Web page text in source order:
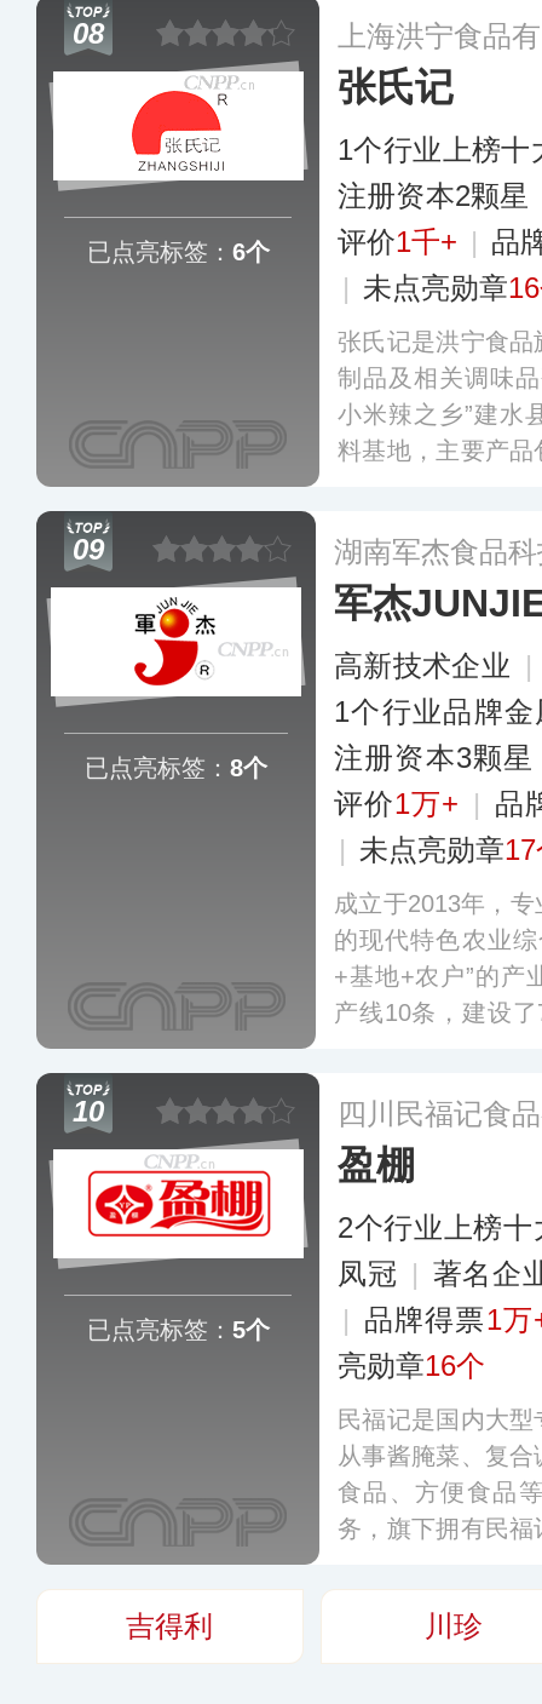
08
已点亮标签： 6个
上海洪宁食品
张氏记
1个行业上榜十
注册资本2颗星
评价1千+ | 品
| 未点亮勋章
张氏记是洪宁食
制品及相关调味
小米辣之乡”建水
料基地，主要产
超、大卖场及线
09
已点亮标签： 8个
湖南军杰食品
军杰
高新技术企业 |
1个行业品牌
注册资本3颗星
评价1万+ | 品
| 未点亮勋章
成立于2013年，
的现代特色农业
+基地+农户”的产
产线10条，建设
农贸市场。更多
10
已点亮标签： 5个
四川民福记食
盈棚
2个行业上榜十
凤冠 | 著名企
| 品牌得票1万
亮勋章16个
民福记是国内大
从事酱腌菜、复
食品、方便食品
务，旗下拥有民
国多个省份。
吉得利 川珍